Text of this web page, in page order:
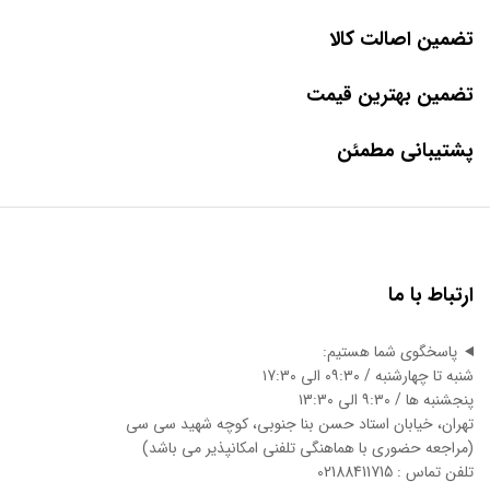
تضمین اصالت کالا
تضمین بهترین قیمت
پشتیبانی مطمئن
ارتباط با ما
پاسخگوی شما هستیم:
شنبه تا چهارشنبه / ۰۹:۳۰ الی ۱7:3۰
پنجشنبه ها / ۹:۳۰ الی ۱3:3۰
تهران، خیابان استاد حسن بنا جنوبی، کوچه شهید سی سی
(مراجعه حضوری با هماهنگی تلفنی امکانپذیر می باشد)
تلفن تماس : 02188411715